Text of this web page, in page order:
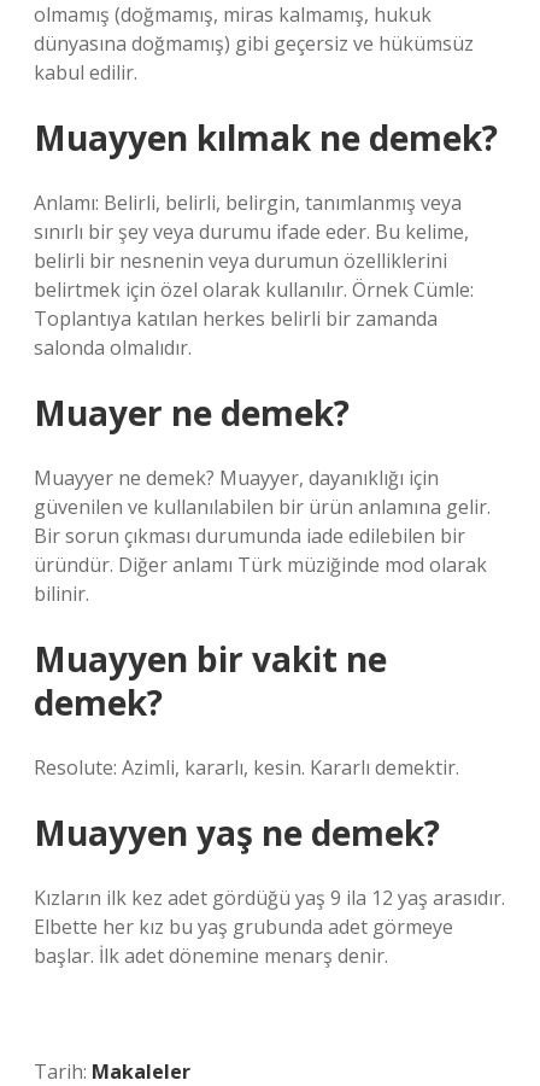
olmamış (doğmamış, miras kalmamış, hukuk
dünyasına doğmamış) gibi geçersiz ve hükümsüz
kabul edilir.
Muayyen kılmak ne demek?
Anlamı: Belirli, belirli, belirgin, tanımlanmış veya
sınırlı bir şey veya durumu ifade eder. Bu kelime,
belirli bir nesnenin veya durumun özelliklerini
belirtmek için özel olarak kullanılır. Örnek Cümle:
Toplantıya katılan herkes belirli bir zamanda
salonda olmalıdır.
Muayer ne demek?
Muayyer ne demek? Muayyer, dayanıklığı için
güvenilen ve kullanılabilen bir ürün anlamına gelir.
Bir sorun çıkması durumunda iade edilebilen bir
üründür. Diğer anlamı Türk müziğinde mod olarak
bilinir.
Muayyen bir vakit ne
demek?
Resolute: Azimli, kararlı, kesin. Kararlı demektir.
Muayyen yaş ne demek?
Kızların ilk kez adet gördüğü yaş 9 ila 12 yaş arasıdır.
Elbette her kız bu yaş grubunda adet görmeye
başlar. İlk adet dönemine menarş denir.
Tarih: Makaleler